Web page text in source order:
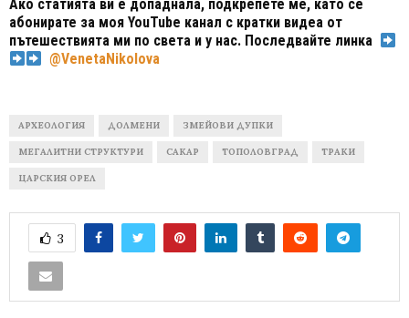
Ако статията ви е допаднала, подкрепете ме, като се
абонирате за моя YouTube канал с кратки видеа от
пътешествията ми по света и у нас. Последвайте линка
@VenetaNikolova
АРХЕОЛОГИЯ ДОЛМЕНИ ЗМЕЙОВИ ДУПКИ
МЕГАЛИТНИ СТРУКТУРИ САКАР ТОПОЛОВГРАД ТРАКИ
ЦАРСКИЯ ОРЕЛ
3